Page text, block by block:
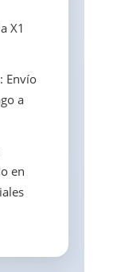
X1
: Envío
a
en